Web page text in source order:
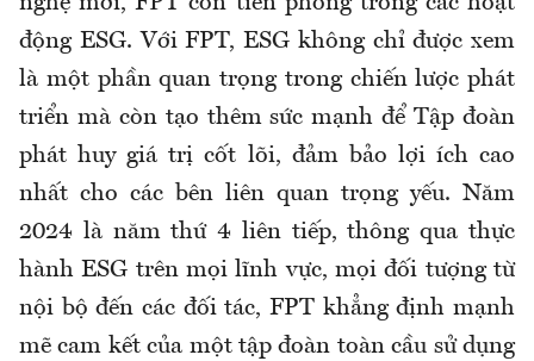
động ESG. Với FPT, ESG không chỉ được xem
là một phần quan trọng trong chiến lược phát
triển mà còn tạo thêm sức mạnh để Tập đoàn
phát huy giá trị cốt lõi, đảm bảo lợi ích cao
nhất cho các bên liên quan trọng yếu. Năm
2024 là năm thứ 4 liên tiếp, thông qua thực
hành ESG trên mọi lĩnh vực, mọi đối tượng từ
nội bộ đến các đối tác, FPT khẳng định mạnh
mẽ cam kết của một tập đoàn toàn cầu sử dụng